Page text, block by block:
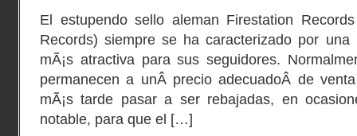
El estupendo sello aleman Firestation
Records) siempre se ha caracterizado por
mÃ¡s atractiva para sus seguidores.
permanecen a unÂ precio adecuadoÂ de
mÃ¡s tarde pasar a ser rebajadas, en
notable, para que el […]